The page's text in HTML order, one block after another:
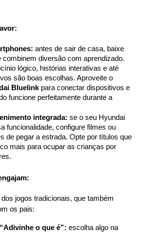
antes de sair de casa, baixe
combinem diversão com aprendizado.
lógico, histórias interativas e até
são boas escolhas. Aproveite o
Bluelink para conectar dispositivos e
funcione perfeitamente durante a
integrada: se o seu Hyundai
funcionalidade, configure filmes ou
de pegar a estrada. Opte por títulos que
mais para ocupar as crianças por
jogos tradicionais, que também
os pais:
o que é”: escolha algo na